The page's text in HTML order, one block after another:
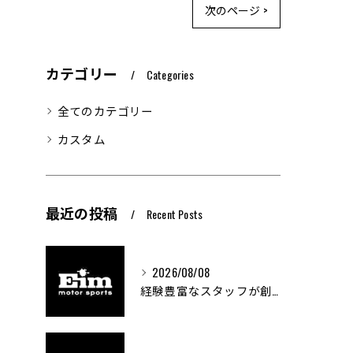
次のページ >
カテゴリー Categories
全てのカテゴリー
カスタム
最近の投稿 Recent Posts
2026/08/08
経験豊富なスタッフが創る車屋の魅力と技術